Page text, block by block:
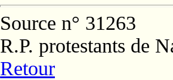
Source n° 31263
R.P. protestants de
Retour